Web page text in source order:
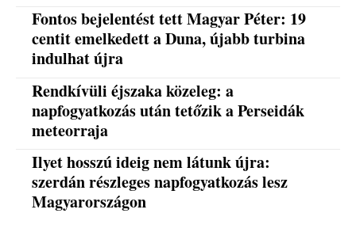
Fontos bejelentést tett Magyar Péter: 19
centit emelkedett a Duna, újabb turbina
indulhat újra
Rendkívüli éjszaka közeleg: a
napfogyatkozás után tetőzik a Perseidák
meteorraja
Ilyet hosszú ideig nem látunk újra:
szerdán részleges napfogyatkozás lesz
Magyarországon